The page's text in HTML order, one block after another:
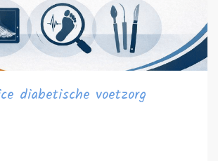
diabetische voetzorg